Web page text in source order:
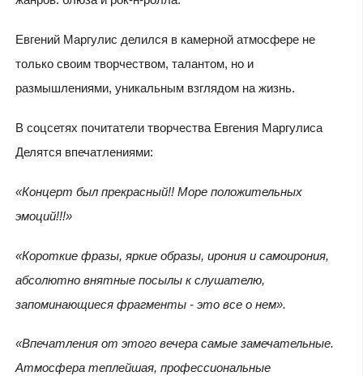
Евгений Маргулис делился в камерной атмосфере не
только своим творчеством, талантом, но и
размышлениями, уникальным взглядом на жизнь.
В соцсетях почитатели творчества Евгения Маргулиса
Делятся впечатлениями:
«Концерт был прекрасный!! Море положительных
эмоций!!!»
«Короткие фразы, яркие образы, ирония и самоирония,
абсолютно внятные посылы к слушателю,
запоминающиеся фрагменты - это все о нем».
«Впечатления от этого вечера самые замечательные.
Атмосфера теплейшая, профессиональные